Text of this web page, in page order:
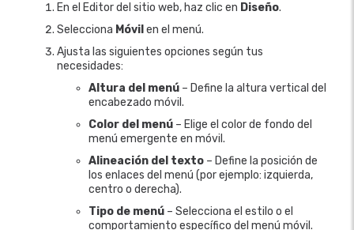
En el Editor del sitio web, haz clic en Diseño.
Selecciona Móvil en el menú.
Ajusta las siguientes opciones según tus
necesidades:
Altura del menú – Define la altura vertical del
encabezado móvil.
Color del menú – Elige el color de fondo del
menú emergente en móvil.
Alineación del texto – Define la posición de
los enlaces del menú (por ejemplo: izquierda,
centro o derecha).
Tipo de menú – Selecciona el estilo o el
comportamiento específico del menú móvil.